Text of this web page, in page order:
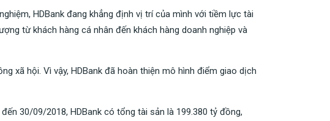
HDBank đang khẳng định vị trí của mình với tiềm lực tài
từ khách hàng cá nhân đến khách hàng doanh nghiệp và
xã hội. Vì vậy, HDBank đã hoàn thiện mô hình điểm giao dịch
30/09/2018, HDBank có tổng tài sản là 199.380 tỷ đồng,